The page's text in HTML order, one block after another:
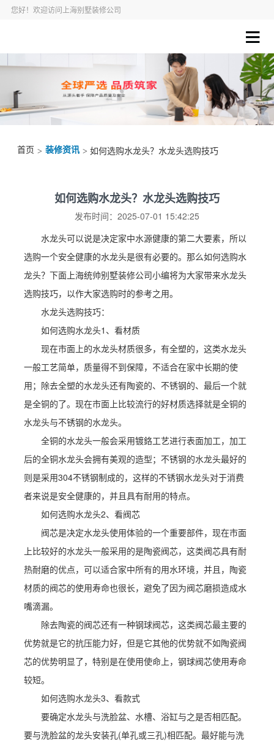
您好！欢迎访问上海别墅装修公司
首页 > 装修资讯 > 如何选购水龙头？水龙头选购技巧
如何选购水龙头？水龙头选购技巧
发布时间：2025-07-01 15:42:25
水龙头可以说是决定家中水源健康的第二大要素，所以
选购一个安全健康的水龙头是很有必要的。那么如何选购水
龙头？下面上海统帅别墅装修公司小编将为大家带来水龙头
选购技巧，以作大家选购时的参考之用。
水龙头选购技巧：
如何选购水龙头1、看材质
现在市面上的水龙头材质很多，有全塑的，这类水龙头
一般工艺简单，质量得不到保障，不适合在家中长期的使
用；除去全塑的水龙头还有陶瓷的、不锈钢的、最后一个就
是全铜的了。现在市面上比较流行的好材质选择就是全铜的
水龙头与不锈钢的水龙头。
全铜的水龙头一般会采用镀鉻工艺进行表面加工，加工
后的全铜水龙头会拥有美观的造型；不锈钢的水龙头最好的
则是采用304不锈钢制成的，这样的不锈钢水龙头对于消费
者来说是安全健康的，并且具有耐用的特点。
如何选购水龙头2、看阀芯
阀芯是决定水龙头使用体验的一个重要部件，现在市面
上比较好的水龙头一般采用的是陶瓷阀芯，这类阀芯具有耐
热耐磨的优点，可以适合家中所有的用水环境，并且，陶瓷
材质的阀芯的使用寿命也很长，避免了因为阀芯磨损造成水
嘴滴漏。
除去陶瓷的阀芯还有一种钢球阀芯，这类阀芯最主要的
优势就是它的抗压能力好，但是它其他的优势就不如陶瓷阀
芯的优势明显了，特别是在使用使命上，钢球阀芯使用寿命
较短。
如何选购水龙头3、看款式
要确定水龙头与洗脸盆、水槽、浴缸与之是否相匹配。
要与洗脸盆的龙头安装孔(单孔或三孔)相匹配。最好能与洗